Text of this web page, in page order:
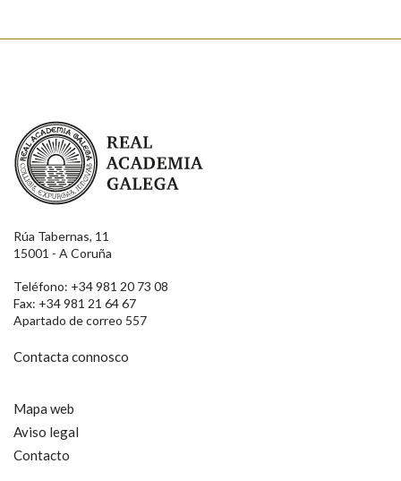
Real Academia Galega
Rúa Tabernas, 11
15001 - A Coruña
Teléfono: +34 981 20 73 08
Fax: +34 981 21 64 67
Apartado de correo 557
Contacta connosco
Mapa web
Aviso legal
Contacto